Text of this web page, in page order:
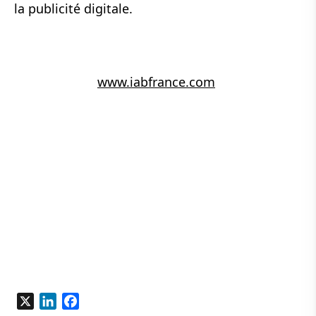
la publicité digitale.
www.iabfrance.com
LinkedIn